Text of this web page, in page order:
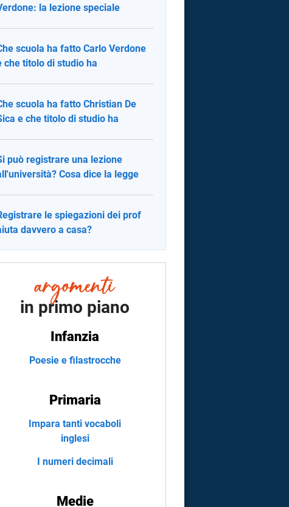
la lezione speciale
scuola ha fatto Carlo Verdone
che titolo di studio ha
scuola ha fatto Christian De
e che titolo di studio ha
può registrare una lezione
Cosa dice la legge
le spiegazioni dei prof
davvero a casa?
in primo piano
Infanzia
Poesie e filastrocche
Primaria
Impara tanti vocaboli
inglesi
I numeri decimali
Medie